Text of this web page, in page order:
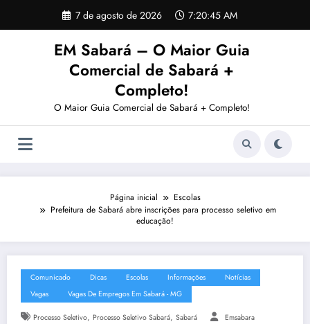
o
7 de agosto de 2026 7:20:46 AM
EM Sabará – O Maior Guia
Comercial de Sabará +
Completo!
O Maior Guia Comercial de Sabará + Completo!
Página inicial
Escolas
Prefeitura de Sabará abre inscrições para processo seletivo em
educação!
Comunicado Dicas Escolas Informações
Notícias
Vagas
Vagas De Empregos Em Sabará - MG
Processo Seletivo, Processo Seletivo Sabará, Sabará Emsabara